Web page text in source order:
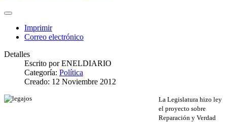
Imprimir
Correo electrónico
Detalles
Escrito porENELDIARIO
Categoría: Política
Creado: 12 Noviembre 2012
La Legislatura hizo ley
el proyecto sobre
Reparación y Verdad